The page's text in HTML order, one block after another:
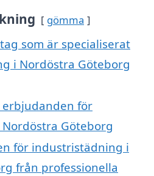
gömma
som är specialiserat
i Nordöstra Göteborg
erbjudanden för
Göteborg
för industristädning i
från professionella